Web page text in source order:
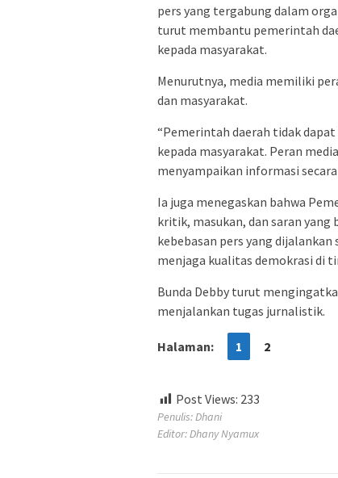
pers yang tergabung dalam
turut membantu pemerintah
kepada masyarakat.
Menurutnya, media memiliki
dan masyarakat.
“Pemerintah daerah tidak
kepada masyarakat. Peran
menyampaikan informasi
Ia juga menegaskan bahwa
kritik, masukan, dan saran
kebebasan pers yang
menjaga kualitas demokrasi di
Bunda Debby turut
menjalankan tugas jurnalistik.
Halaman: 1 2
Post Views: 233
Penulis: Dhani
Editor: Dhany Nyamux